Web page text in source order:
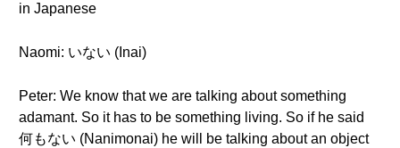
in Japanese
Naomi: いない (Inai)
Peter: We know that we are talking about something
adamant. So it has to be something living. So if he said
何もない (Nanimonai) he will be talking about an object